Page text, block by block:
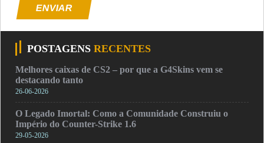
ENVIAR
POSTAGENS RECENTES
Melhores caixas de CS2 – por que a G4Skins vem se
destacando tanto
26-06-2026
O Legado Imortal: Como a Comunidade Construiu o
Império do Counter-Strike 1.6
29-05-2026